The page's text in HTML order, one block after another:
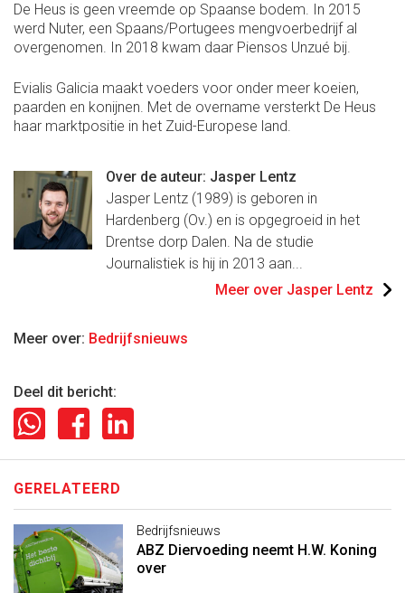
De Heus is geen vreemde op Spaanse bodem. In 2015
werd Nuter, een Spaans/Portugees mengvoerbedrijf al
overgenomen. In 2018 kwam daar Piensos Unzué bij.
Evialis Galicia maakt voeders voor onder meer koeien,
paarden en konijnen. Met de overname versterkt De Heus
haar marktpositie in het Zuid-Europese land.
Over de auteur: Jasper Lentz
Jasper Lentz (1989) is geboren in
Hardenberg (Ov.) en is opgegroeid in het
Drentse dorp Dalen. Na de studie
Journalistiek is hij in 2013 aan...
Meer over Jasper Lentz
Meer over: Bedrijfsnieuws
Deel dit bericht:
GERELATEERD
Bedrijfsnieuws
ABZ Diervoeding neemt H.W. Koning
over